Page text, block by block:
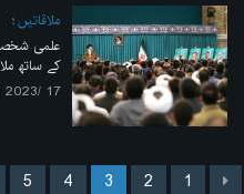
ملاقاتیں
علمی
کے ساتھ
17 /Oct/ 2023
1
2
3
4
5